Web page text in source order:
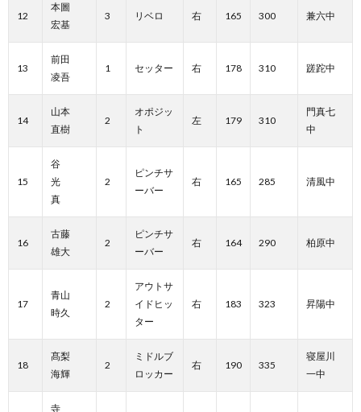
12
本圖
宏基
3 リベロ 右 165 300 兼六中
13
前田
凌吾
1 セッター 右 178 310 蹉跎中
14
山本
直樹
2
オポジッ
ト
左 179 310
門真七
中
15
谷
光
真
2
ピンチサ
ーバー
右 165 285 清風中
16
古藤
雄大
2
ピンチサ
ーバー
右 164 290 柏原中
17
青山
時久
2
アウトサ
イドヒッ
ター
右 183 323 昇陽中
18
髙梨
海輝
2
ミドルブ
ロッカー
右 190 335
寝屋川
一中
寺